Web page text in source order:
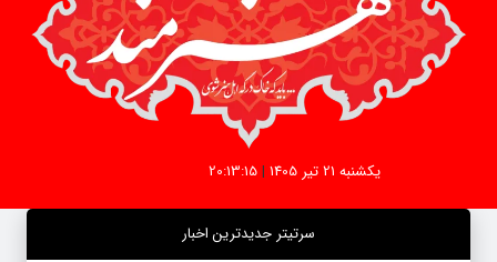
یکشنبه 21 تیر 1405 |
20:13:15
سرتیتر جدیدترین اخبار